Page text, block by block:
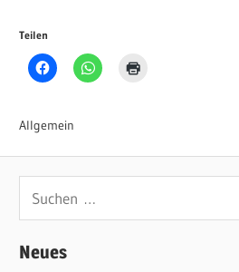
Teilen
Allgemein
Suchen
nach:
Neues